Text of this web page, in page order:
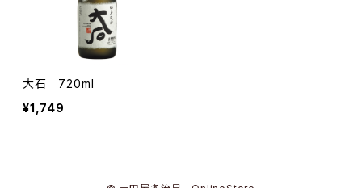
大石 720ml
¥1,749